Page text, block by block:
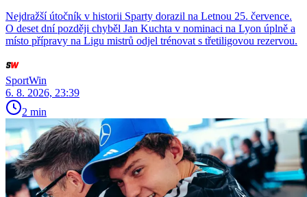
Nejdražší útočník v historii Sparty dorazil na Letnou 25. července.
O deset dní později chyběl Jan Kuchta v nominaci na Lyon úplně a
místo přípravy na Ligu mistrů odjel trénovat s třetiligovou rezervou.
SportWin
6. 8. 2026, 23:39
2 min